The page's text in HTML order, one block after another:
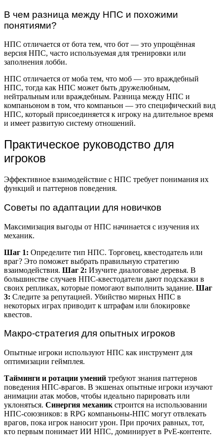
В чем разница между НПС и похожими
понятиями?
НПС отличается от бота тем, что бот — это упрощённая
версия НПС, часто используемая для тренировки или
заполнения лобби.
НПС отличается от моба тем, что моб — это враждебный
НПС, тогда как НПС может быть дружелюбным,
нейтральным или враждебным. Разница между НПС и
компаньоном в том, что компаньон — это специфический вид
НПС, который присоединяется к игроку на длительное время
и имеет развитую систему отношений.
Практическое руководство для
игроков
Эффективное взаимодействие с НПС требует понимания их
функций и паттернов поведения.
Советы по адаптации для новичков
Максимизация выгоды от НПС начинается с изучения их
механик.
Шаг 1: Определите тип НПС. Торговец, квестодатель или
враг? Это поможет выбрать правильную стратегию
взаимодействия. Шаг 2: Изучите диалоговые деревья. В
большинстве случаев НПС-квестодатели дают подсказки в
своих репликах, которые помогают выполнить задание. Шаг
3: Следите за репутацией. Убийство мирных НПС в
некоторых играх приводит к штрафам или блокировке
квестов.
Макро-стратегия для опытных игроков
Опытные игроки используют НПС как инструмент для
оптимизации геймплея.
Тайминги и ротации умений требуют знания паттернов
поведения НПС-врагов. В экшенах опытные игроки изучают
анимации атак мобов, чтобы идеально парировать или
уклоняться. Синергия механик строится на использовании
НПС-союзников: в RPG компаньоны-НПС могут отвлекать
врагов, пока игрок наносит урон. При прочих равных, тот,
кто первым понимает ИИ НПС, доминирует в PvE-контенте.